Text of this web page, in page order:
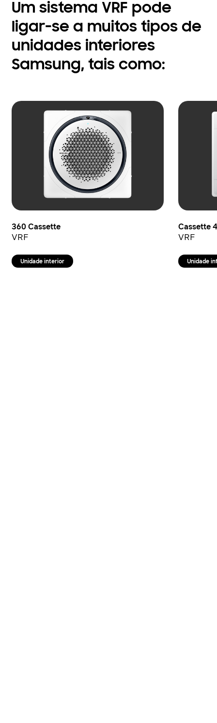
Um sistema VRF pode
ligar-se a muitos tipos de
unidades interiores
Samsung, tais como:
360 Cassette
VRF
Unidade interior
Cassette
VRF
Unidade